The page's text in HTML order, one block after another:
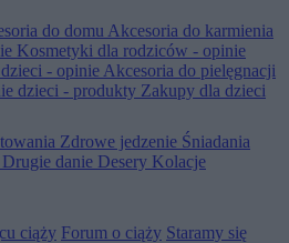
do domu Akcesoria do karmienia
Kosmetyki dla rodziców - opinie
- opinie Akcesoria do pielęgnacji
dzieci - produkty Zakupy dla dzieci
Zdrowe jedzenie Śniadania
Drugie danie Desery Kolacje
ciąży Forum o ciąży Staramy się